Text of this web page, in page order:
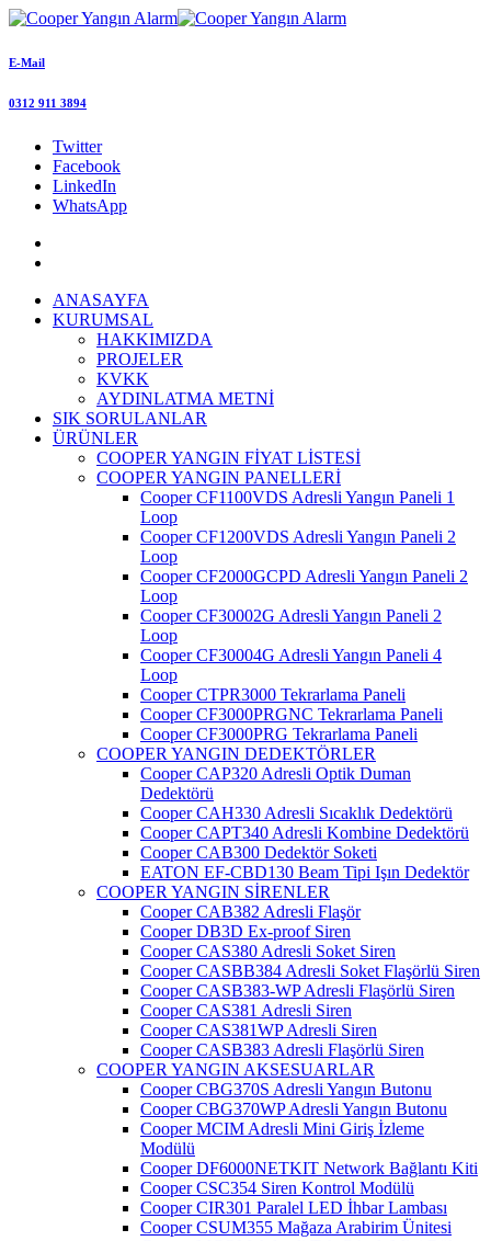
E-Mail
0312 911 3894
Twitter
Facebook
LinkedIn
WhatsApp
ANASAYFA
KURUMSAL
HAKKIMIZDA
PROJELER
KVKK
AYDINLATMA METNİ
SIK SORULANLAR
ÜRÜNLER
COOPER YANGIN FİYAT LİSTESİ
COOPER YANGIN PANELLERİ
Cooper CF1100VDS Adresli Yangın Paneli 1
Loop
Cooper CF1200VDS Adresli Yangın Paneli 2
Loop
Cooper CF2000GCPD Adresli Yangın Paneli 2
Loop
Cooper CF30002G Adresli Yangın Paneli 2
Loop
Cooper CF30004G Adresli Yangın Paneli 4
Loop
Cooper CTPR3000 Tekrarlama Paneli
Cooper CF3000PRGNC Tekrarlama Paneli
Cooper CF3000PRG Tekrarlama Paneli
COOPER YANGIN DEDEKTÖRLER
Cooper CAP320 Adresli Optik Duman
Dedektörü
Cooper CAH330 Adresli Sıcaklık Dedektörü
Cooper CAPT340 Adresli Kombine Dedektörü
Cooper CAB300 Dedektör Soketi
EATON EF-CBD130 Beam Tipi Işın Dedektör
COOPER YANGIN SİRENLER
Cooper CAB382 Adresli Flaşör
Cooper DB3D Ex-proof Siren
Cooper CAS380 Adresli Soket Siren
Cooper CASBB384 Adresli Soket Flaşörlü Siren
Cooper CASB383-WP Adresli Flaşörlü Siren
Cooper CAS381 Adresli Siren
Cooper CAS381WP Adresli Siren
Cooper CASB383 Adresli Flaşörlü Siren
COOPER YANGIN AKSESUARLAR
Cooper CBG370S Adresli Yangın Butonu
Cooper CBG370WP Adresli Yangın Butonu
Cooper MCIM Adresli Mini Giriş İzleme
Modülü
Cooper DF6000NETKIT Network Bağlantı Kiti
Cooper CSC354 Siren Kontrol Modülü
Cooper CIR301 Paralel LED İhbar Lambası
Cooper CSUM355 Mağaza Arabirim Ünitesi